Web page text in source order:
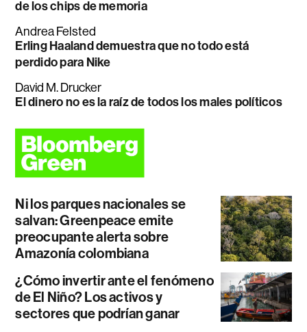
de los chips de memoria
Andrea Felsted
Erling Haaland demuestra que no todo está
perdido para Nike
David M. Drucker
El dinero no es la raíz de todos los males políticos
Ni los parques nacionales se
salvan: Greenpeace emite
preocupante alerta sobre
Amazonía colombiana
¿Cómo invertir ante el fenómeno
de El Niño? Los activos y
sectores que podrían ganar